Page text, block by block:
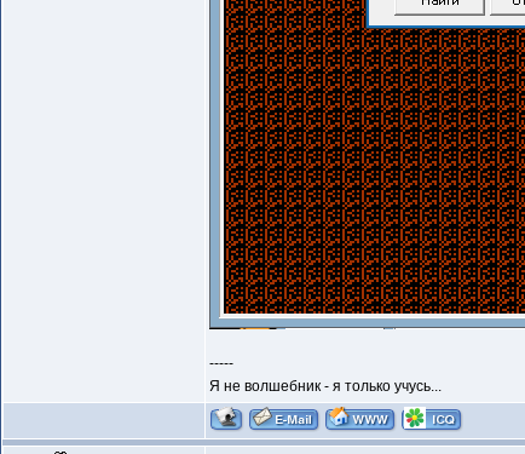
-----
Я не волшебник - я только учусь...